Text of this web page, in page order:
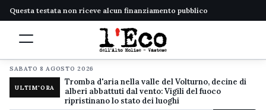
Questa testata non riceve alcun finanziamento pubblico
SABATO 8 AGOSTO 2026
ULTIM'ORA
Tromba d'aria nella valle del Volturno, decine di
alberi abbattuti dal vento: Vigili del fuoco
ripristinano lo stato dei luoghi